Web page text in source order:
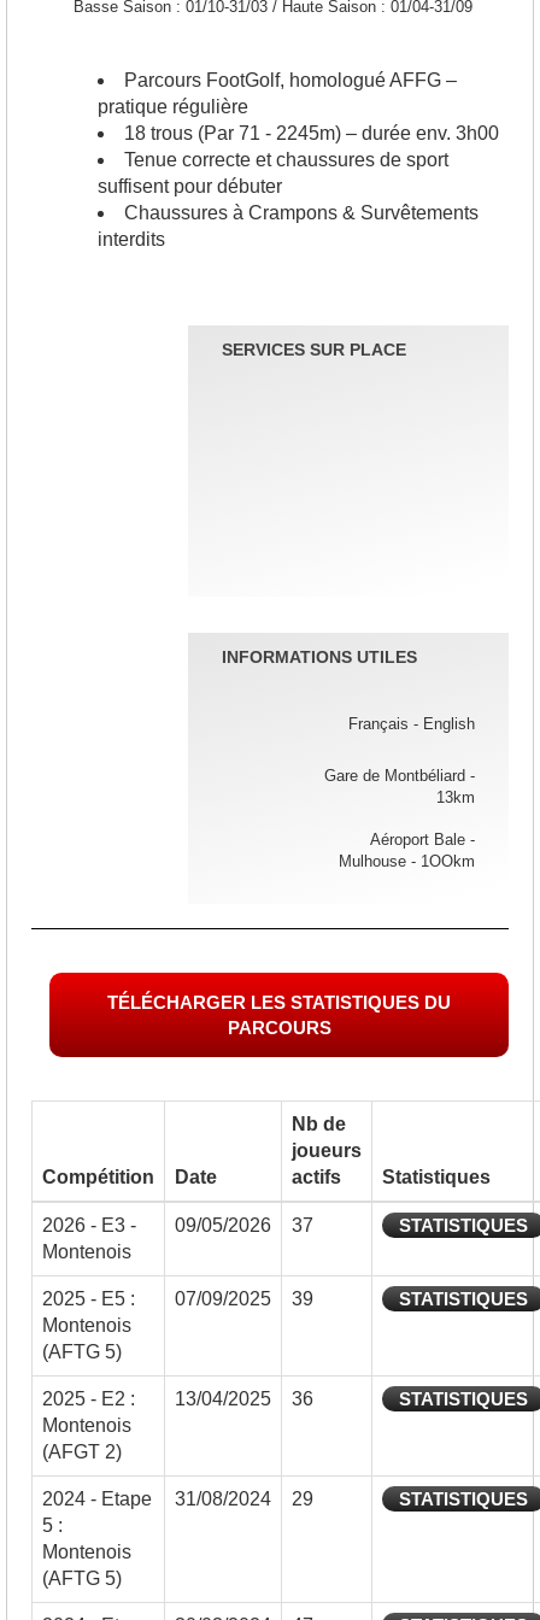
Basse Saison : 01/10-31/03 / Haute Saison : 01/04-31/09
Parcours FootGolf, homologué AFFG –
pratique régulière
18 trous (Par 71 - 2245m) – durée env. 3h00
Tenue correcte et chaussures de sport
suffisent pour débuter
Chaussures à Crampons & Survêtements
interdits
SERVICES SUR PLACE
INFORMATIONS UTILES
Français - English
Gare de Montbéliard -
13km
Aéroport Bale -
Mulhouse - 1OOkm
TÉLÉCHARGER LES STATISTIQUES DU
PARCOURS
Compétition Date
Nb de
joueurs
actifs
Statistiques
2026 - E3 -
Montenois
09/05/2026 37 STATISTIQUES
2025 - E5 :
Montenois
(AFTG 5)
07/09/2025 39 STATISTIQUES
2025 - E2 :
Montenois
(AFGT 2)
13/04/2025 36 STATISTIQUES
2024 - Etape
5 :
Montenois
(AFTG 5)
31/08/2024 29 STATISTIQUES